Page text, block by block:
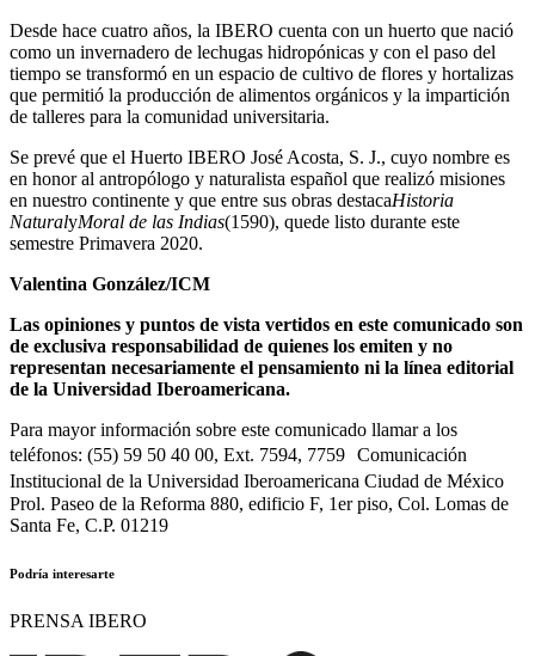
Desde hace cuatro años, la IBERO cuenta con un huerto que nació
como un invernadero de lechugas hidropónicas y con el paso del
tiempo se transformó en un espacio de cultivo de flores y hortalizas
que permitió la producción de alimentos orgánicos y la impartición
de talleres para la comunidad universitaria.
Se prevé que el Huerto IBERO José Acosta, S. J., cuyo nombre es
en honor al antropólogo y naturalista español que realizó misiones
en nuestro continente y que entre sus obras destacaHistoria
NaturalyMoral de las Indias(1590), quede listo durante este
semestre Primavera 2020.
Valentina González/ICM
Las opiniones y puntos de vista vertidos en este comunicado son
de exclusiva responsabilidad de quienes los emiten y no
representan necesariamente el pensamiento ni la línea editorial
de la Universidad Iberoamericana.
Para mayor información sobre este comunicado llamar a los
teléfonos: (55) 59 50 40 00, Ext. 7594, 7759 Comunicación
Institucional de la Universidad Iberoamericana Ciudad de México
Prol. Paseo de la Reforma 880, edificio F, 1er piso, Col. Lomas de
Santa Fe, C.P. 01219
Podría interesarte
PRENSA IBERO